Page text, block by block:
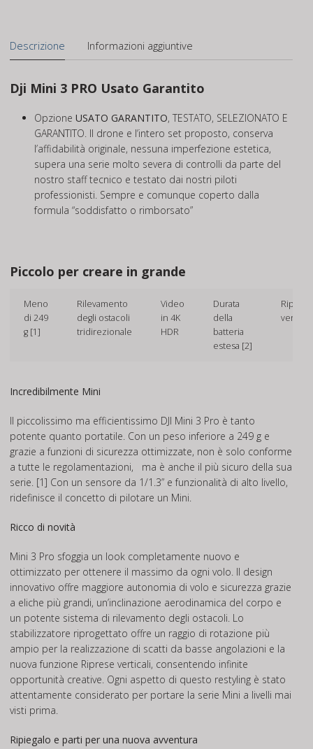
Descrizione Informazioni aggiuntive
Dji Mini 3 PRO Usato Garantito
Opzione USATO GARANTITO, TESTATO, SELEZIONATO E
GARANTITO. Il drone e l’intero set proposto, conserva
l’affidabilità originale, nessuna imperfezione estetica,
supera una serie molto severa di controlli da parte del
nostro staff tecnico e testato dai nostri piloti
professionisti. Sempre e comunque coperto dalla
formula “soddisfatto o rimborsato”
Piccolo per creare in grande
Meno
di 249
g [1]
Rilevamento
degli ostacoli
tridirezionale
Video
in 4K
HDR
Durata
della
batteria
estesa [2]
Riprese
verticali
Incredibilmente Mini
Il piccolissimo ma efficientissimo DJI Mini 3 Pro è tanto
potente quanto portatile. Con un peso inferiore a 249 g e
grazie a funzioni di sicurezza ottimizzate, non è solo conforme
a tutte le regolamentazioni, ma è anche il più sicuro della sua
serie. [1] Con un sensore da 1/1.3” e funzionalità di alto livello,
ridefinisce il concetto di pilotare un Mini.
Ricco di novità
Mini 3 Pro sfoggia un look completamente nuovo e
ottimizzato per ottenere il massimo da ogni volo. Il design
innovativo offre maggiore autonomia di volo e sicurezza grazie
a eliche più grandi, un’inclinazione aerodinamica del corpo e
un potente sistema di rilevamento degli ostacoli. Lo
stabilizzatore riprogettato offre un raggio di rotazione più
ampio per la realizzazione di scatti da basse angolazioni e la
nuova funzione Riprese verticali, consentendo infinite
opportunità creative. Ogni aspetto di questo restyling è stato
attentamente considerato per portare la serie Mini a livelli mai
visti prima.
Ripiegalo e parti per una nuova avventura